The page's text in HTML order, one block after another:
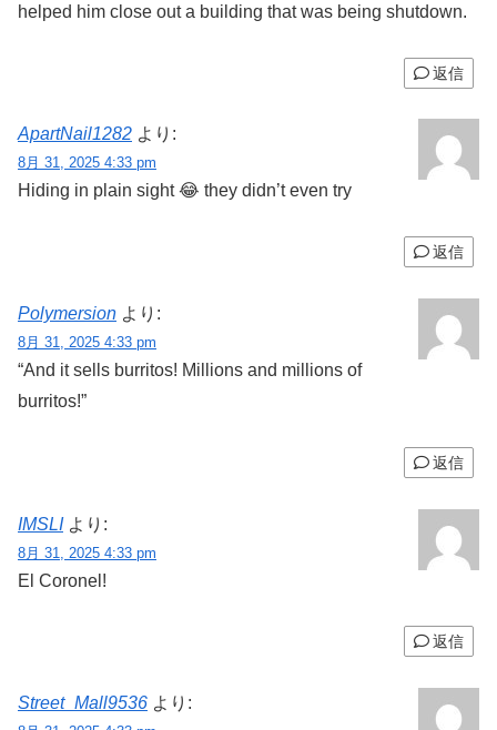
helped him close out a building that was being shutdown.
返信
ApartNail1282 より:
8月 31, 2025 4:33 pm
Hiding in plain sight 😂 they didn’t even try
返信
Polymersion より:
8月 31, 2025 4:33 pm
“And it sells burritos! Millions and millions of
burritos!”
返信
IMSLI より:
8月 31, 2025 4:33 pm
El Coronel!
返信
Street_Mall9536 より: